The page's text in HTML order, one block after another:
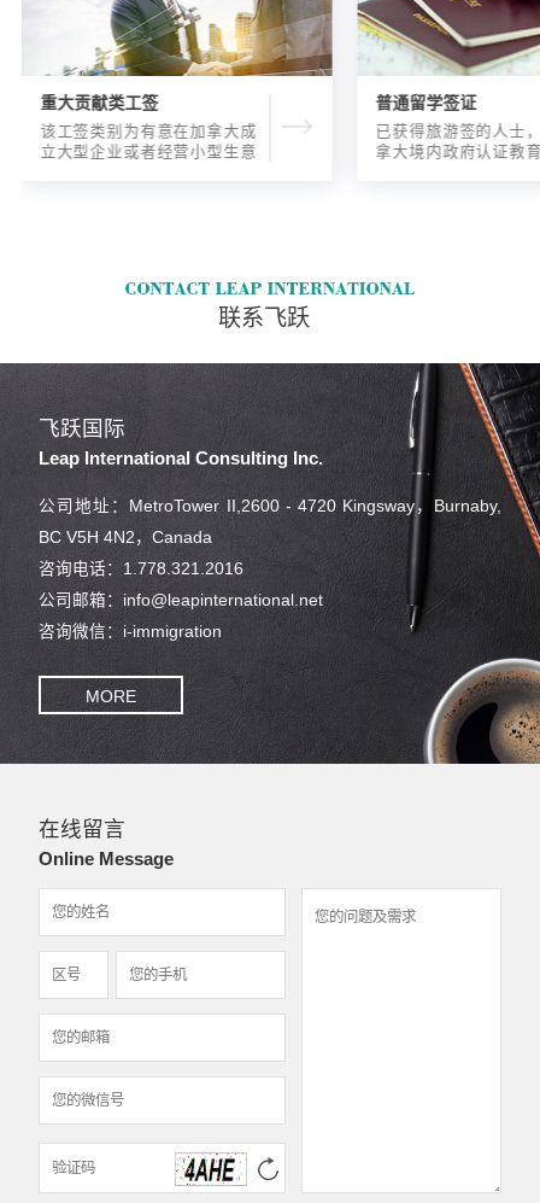
重大贡献类工签
该工签类别为有意在加拿大成
立大型企业或者经营小型生意
普通留学签证
已获得旅游签的人士
拿大境内政府认证教
联系飞跃
飞跃国际
Leap International Consulting Inc.
公司地址：MetroTower II,2600 - 4720 Kingsway，Burnaby,
BC V5H 4N2，Canada
咨询电话：1.778.321.2016
公司邮箱：info@leapinternational.net
咨询微信：i-immigration
MORE
在线留言
Online Message